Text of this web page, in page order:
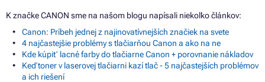
K značke CANON sme na našom blogu napísali niekoľko článkov:
Canon: Príbeh jednej z najinovatívnejších značiek na svete
4 najčastejšie problémy s tlačiarňou Canon a ako na ne
Kde kúpiť lacné farby do tlačiarne Canon + porovnanie nákladov
Keď toner v laserovej tlačiarni kazí tlač - 5 najčastejších problémov
a ich riešení